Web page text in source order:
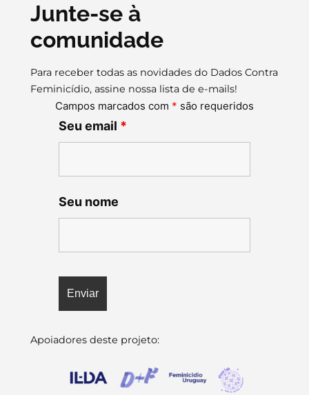
Junte-se à
comunidade
Para receber todas as novidades do Dados Contra
Feminicídio, assine nossa lista de e-mails!
Campos marcados com * são requeridos
Seu email *
Seu nome
Apoiadores deste projeto: